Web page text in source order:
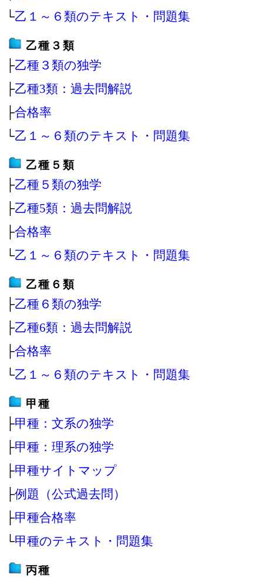
└乙１～６類のテキスト・問題集
乙種３類
├乙種３類の独学
├乙種3類：過去問解説
├合格率
└乙１～６類のテキスト・問題集
乙種５類
├乙種５類の独学
├乙種5類：過去問解説
├合格率
└乙１～６類のテキスト・問題集
乙種６類
├乙種６類の独学
├乙種6類：過去問解説
├合格率
└乙１～６類のテキスト・問題集
甲種
├甲種：文系の独学
├甲種：理系の独学
├甲種サイトマップ
├例題（公式過去問）
├甲種合格率
└甲種のテキスト・問題集
丙種